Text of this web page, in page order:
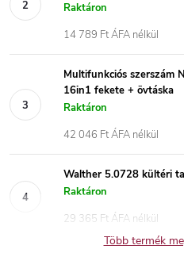
Raktáron
14 789 Ft ÁFA nélkül
Multifunkciós szerszám
16in1 fekete + övtáska
Raktáron
42 046 Ft ÁFA nélkül
Walther 5.0728 kültéri
Raktáron
29 365 Ft ÁFA nélkül
Több termék